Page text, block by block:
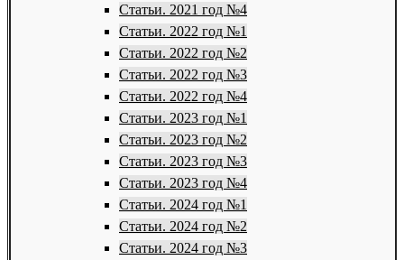
Статьи. 2021 год №4
Статьи. 2022 год №1
Статьи. 2022 год №2
Статьи. 2022 год №3
Статьи. 2022 год №4
Статьи. 2023 год №1
Статьи. 2023 год №2
Статьи. 2023 год №3
Статьи. 2023 год №4
Статьи. 2024 год №1
Статьи. 2024 год №2
Статьи. 2024 год №3